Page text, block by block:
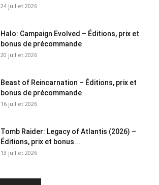
24 juillet 2026
Halo: Campaign Evolved – Éditions, prix et
bonus de précommande
20 juillet 2026
Beast of Reincarnation – Éditions, prix et
bonus de précommande
16 juillet 2026
Tomb Raider: Legacy of Atlantis (2026) –
Éditions, prix et bonus...
13 juillet 2026